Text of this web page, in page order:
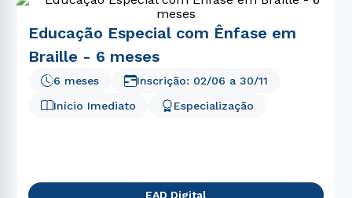
Educação Especial com Ênfase em
Braille - 6 meses
Início Imediato Especialização
6 meses Inscrição: 02/06 a 30/11
EAD Digital